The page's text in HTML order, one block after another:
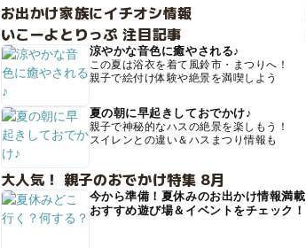
お出かけ家族にイチオシ情報
いこーよとりっぷ 注目記事
涼やかな音色に癒やされる♪
この夏は浴衣を着て風鈴市・まつりへ！
親子で絵付け体験や絶景を満喫しよう
夏の朝に早起きしておでかけ♪
親子で神秘的なハスの絶景を楽しもう！
スイレンとの違い＆ハスまつり情報も
大人気！ 親子のおでかけ特集 8月
今から準備！夏休みのお出かけ情報満載
おすすめ遊び場＆イベントをチェック！